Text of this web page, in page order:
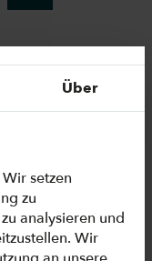
Über
setzen
zu
analysieren und
Wir